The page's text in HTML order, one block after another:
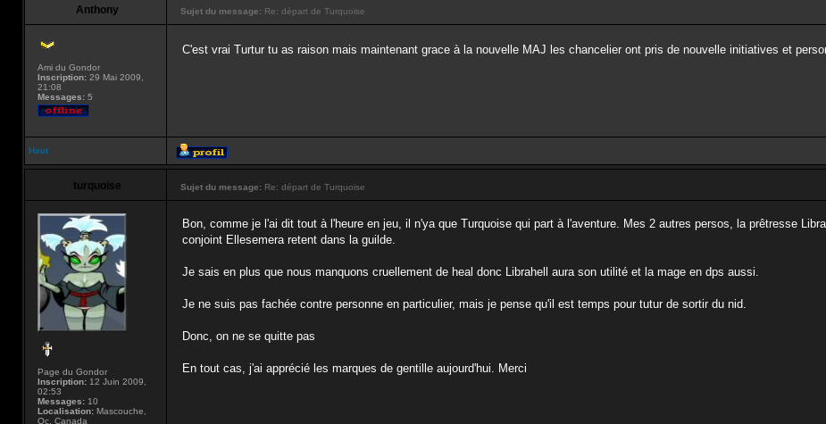
Anthony Sujet du message: Re: départ de Turquoise
Ami du Gondor
Inscription: 29 Mai 2009,
21:08
Messages: 5
C'est vrai Turtur tu as raison mais maintenant grace à la nouvelle MAJ les chancelier ont pris de nouvelle initiatives et
Haut
turquoise Sujet du message: Re: départ de Turquoise
Page du Gondor
Inscription: 12 Juin 2009,
02:53
Messages: 10
Localisation: Mascouche,
Qc, Canada
Bon, comme je l'ai dit tout à l'heure en jeu, il n'ya que Turquoise qui part à l'aventure. Mes 2 autres persos, la prêtresse
conjoint Ellesemera retent dans la guilde.
Je sais en plus que nous manquons cruellement de heal donc Librahell aura son utilité et la mage en dps aussi.
Je ne suis pas fachée contre personne en particulier, mais je pense qu'il est temps pour tutur de sortir du nid.
Donc, on ne se quitte pas
En tout cas, j'ai apprécié les marques de gentille aujourd'hui. Merci